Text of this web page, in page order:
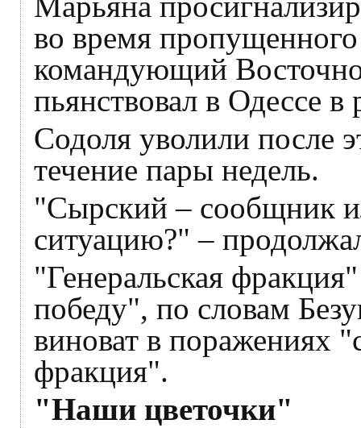
во время
командующий
пьянствовал в Одессе
Содоля уволили после
течение пары недель.
"Сырский – сообщник
ситуацию?" –
"Генеральская
победу", по словам
виноват в поражениях
фракция".
"Наши цветочки"